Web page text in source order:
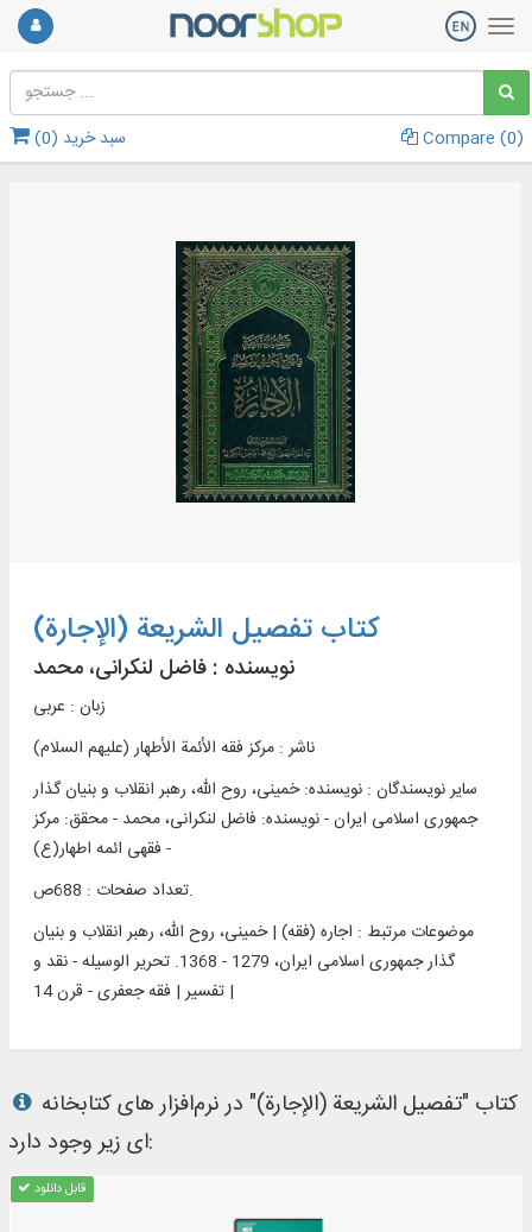
سبد خرید (0
) Compare (0)
کتاب تفصیل الشریعة (الإجارة)
نویسنده : فاضل لنکرانی، محمد
زبان : عربی
ناشر : مرکز فقه الأئمة الأطهار (علیهم السلام)
سایر نویسندگان : نویسنده: خمینی‌، روح الله، رهبر انقلاب و بنیان گذار
جمهوری اسلامی ایران - نویسنده: فاضل لنکرانی، محمد - محقق: مرکز
فقهی ائمه اطهار(ع) -
تعداد صفحات : 688ص.
موضوعات مرتبط : اجاره (فقه) | خمینی، روح الله، رهبر انقلاب و بنیان
گذار جمهوری اسلامی ایران، 1279 - 1368. تحریر الوسیله - نقد و
تفسیر | فقه جعفری - قرن 14 |
ای زیر وجود دارد:
قابل دانلود